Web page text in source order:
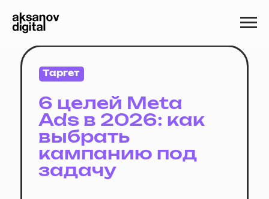
6 целей Meta
Ads в 2026: как
выбрать
кампанию под
задачу
Таргет